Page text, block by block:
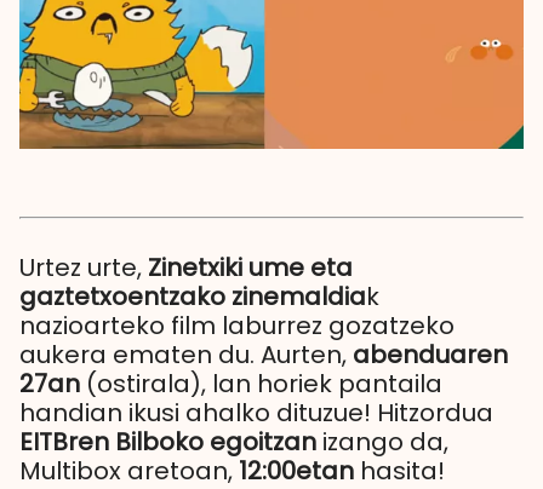
Urtez urte, Zinetxiki ume eta
gaztetxoentzako zinemaldiak
nazioarteko film laburrez gozatzeko
aukera ematen du. Aurten, abenduaren
27an (ostirala), lan horiek pantaila
handian ikusi ahalko dituzue! Hitzordua
EITBren Bilboko egoitzan izango da,
Multibox aretoan, 12:00etan hasita!